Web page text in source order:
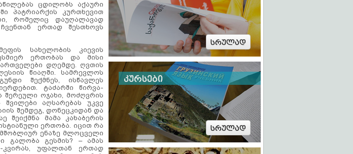
ცდილობს აქაური
პატრიარქის კურთხევით
რომელიც დაუღალავად
ერთად შესთხოვს
სახელობის კიევის
ერთობას და მისი
დღემდე. ღვთის
წიაღში. სამრევლოს
შექმნეს, ისწავლეს
ტაძარში წირვა-
ოჯახი, მოძღვრის
აღსარებას უკვე
შემდეგ, დონეცკიდან და
შეიქმნა მამა კახაბერის
ერთობა. იცით რა
ენაზე მლოცველი
გალობა გესმის? – ამას
უფალთან ერთად
სრულად
კურსები
სრულად